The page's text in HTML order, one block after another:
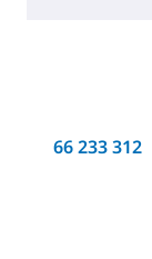
66 233 312